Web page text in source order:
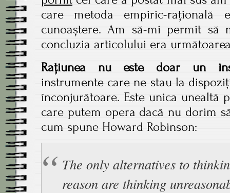
care metoda empiric-rațională
cunoaștere. Am să-mi permit să
concluzia articolului era
Rațiunea nu este doar un
instrumente care ne stau la
înconjurătoare. Este unica unealtă
care putem opera dacă nu dorim
cum spune Howard Robinson:
The only alternatives to
reason are thinking